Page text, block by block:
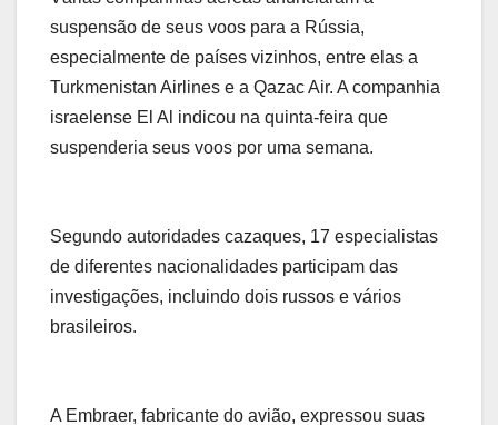
suspensão de seus voos para a Rússia,
especialmente de países vizinhos, entre elas a
Turkmenistan Airlines e a Qazac Air. A companhia
israelense El Al indicou na quinta-feira que
suspenderia seus voos por uma semana.
Segundo autoridades cazaques, 17 especialistas
de diferentes nacionalidades participam das
investigações, incluindo dois russos e vários
brasileiros.
A Embraer, fabricante do avião, expressou suas